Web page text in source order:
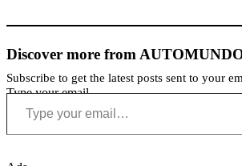
Discover more from
Subscribe to get the latest posts sent to your
Type your email…